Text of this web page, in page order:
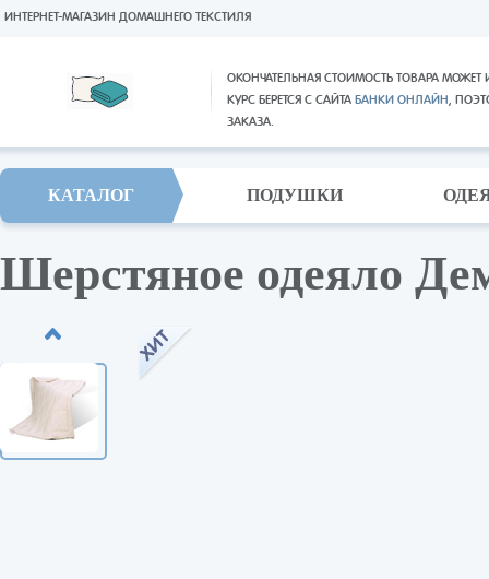
ОКОНЧАТЕЛЬНАЯ СТОИМОСТЬ ТОВАРА
КУРС БЕРЕТСЯ С САЙТА БАНКИ ОНЛАЙН,
ЗАКАЗА.
ИНТЕРНЕТ-МАГАЗИН ДОМАШНЕГО ТЕКСТИЛЯ
КАТАЛОГ ПОДУШКИ
Шерстяное одеяло